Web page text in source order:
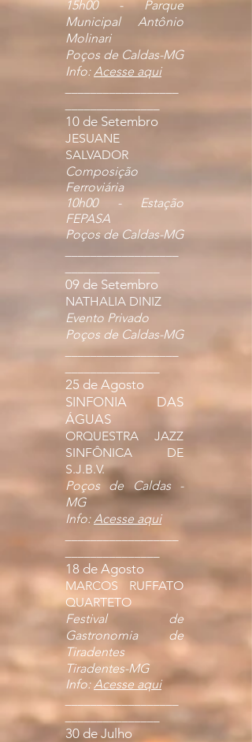
15h00 - Parque
Municipal Antônio
Molinari
Poços de Caldas-MG
Info:Acesse aqui
10 de Setembro
JESUANE
SALVADOR
Composição
Ferroviária
10h00 - Estação
FEPASA
Poços de Caldas-MG
09 de Setembro
NATHALIA DINIZ
Evento Privado
Poços de Caldas-MG
25 de Agosto
SINFONIA DAS
ÁGUAS
ORQUESTRA JAZZ
SINFÔNICA DE
S.J.B.V.
Poços de Caldas -
MG
Info:Acesse aqui
18 de Agosto
MARCOS RUFFATO
QUARTETO
Festival de
Gastronomia de
Tiradentes
Tiradentes-MG
Info:Acesse aqui
_______________
30 de Julho